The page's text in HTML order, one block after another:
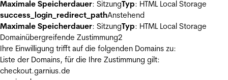
Maximale Speicherdauer: SitzungTyp: HTML Local Storage
success_login_redirect_pathAnstehend
Maximale Speicherdauer: SitzungTyp: HTML Local Storage
Domainübergreifende Zustimmung2
Ihre Einwilligung trifft auf die folgenden Domains zu:
Liste der Domains, für die Ihre Zustimmung gilt:
checkout.garnius.de